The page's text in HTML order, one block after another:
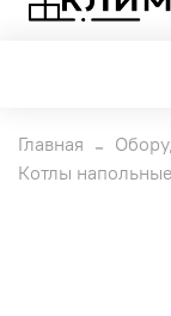
Главная
Котлы